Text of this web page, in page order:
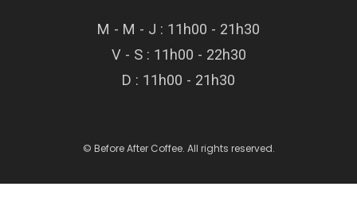
M - M - J : 11h00 - 21h30
V - S : 11h00 - 22h30
D : 11h00 - 21h30
© Before After Coffee. All rights reserved.